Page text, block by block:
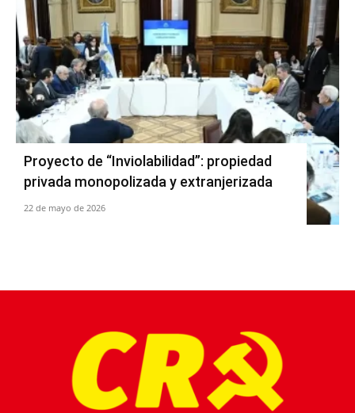
Proyecto de “Inviolabilidad”: propiedad
privada monopolizada y extranjerizada
22 de mayo de 2026